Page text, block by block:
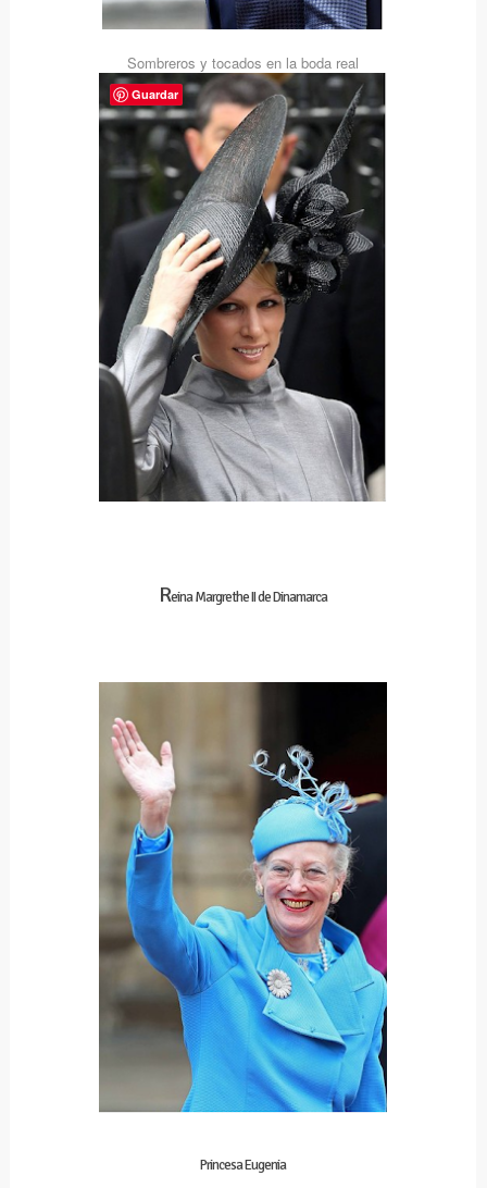
Sombreros y tocados en la boda real
Reina Margrethe II de Dinamarca
Princesa Eugenia
Guardar